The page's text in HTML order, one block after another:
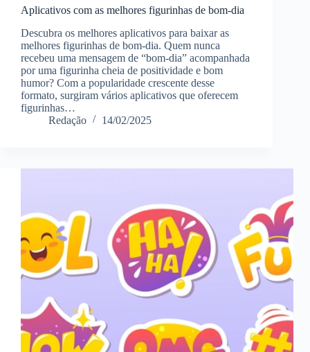
Aplicativos com as melhores figurinhas de bom-dia
Descubra os melhores aplicativos para baixar as
melhores figurinhas de bom-dia. Quem nunca
recebeu uma mensagem de “bom-dia” acompanhada
por uma figurinha cheia de positividade e bom
humor? Com a popularidade crescente desse
formato, surgiram vários aplicativos que oferecem
figurinhas…
Redação
14/02/2025